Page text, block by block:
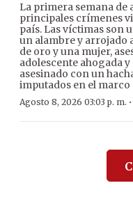
La primera semana de
principales crímenes
país. Las víctimas son
un alambre y arrojado
de oro y una mujer,
adolescente ahogada
asesinado con un
imputados en el
Agosto 8, 2026 03:03 p. m. ·